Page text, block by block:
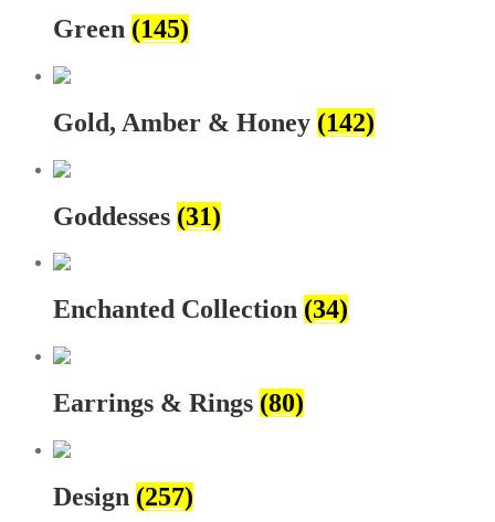
Green (145)
Gold, Amber & Honey (142)
Goddesses (31)
Enchanted Collection (34)
Earrings & Rings (80)
Design (257)